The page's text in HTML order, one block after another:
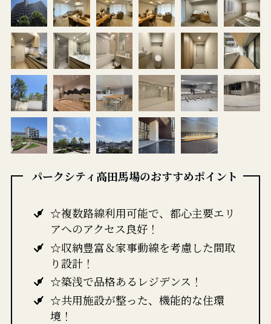
パークシティ高田馬場のおすすめポイント
☆複数路線利用可能で、都心主要エリ
アへのアクセス良好！
☆収納豊富＆家事動線を考慮した間取
り設計！
☆築浅で品格あるレジデンス！
☆共用施設が整った、機能的な住環
境！